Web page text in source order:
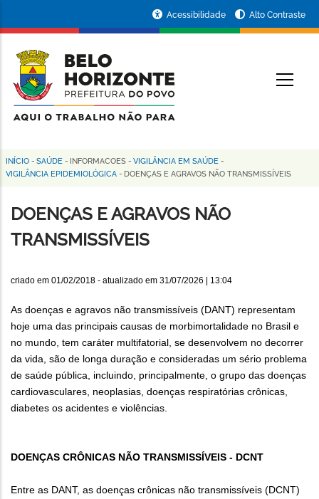
conteúdo
principal
da
Prefeitura
de
Horizonte
Acessibilidade Alto Contraste
Trilha
navegação
INÍCIO - SAÚDE - INFORMACOES - VIGILÂNCIA EM SAÚDE -
VIGILÂNCIA EPIDEMIOLÓGICA - DOENÇAS E AGRAVOS NÃO TRANSMISSÍVEIS
DOENÇAS E AGRAVOS NÃO
TRANSMISSÍVEIS
criado em 01/02/2018 - atualizado em 31/07/2026 | 13:04
As doenças e agravos não transmissíveis (DANT) representam
hoje uma das principais causas de morbimortalidade no Brasil e
no mundo, tem caráter multifatorial, se desenvolvem no decorrer
da vida, são de longa duração e consideradas um sério problema
de saúde pública, incluindo, principalmente, o grupo das doenças
cardiovasculares, neoplasias, doenças respiratórias crônicas,
diabetes os acidentes e violências.
DOENÇAS CRÔNICAS NÃO TRANSMISSÍVEIS - DCNT
Entre as DANT, as doenças crônicas não transmissíveis (DCNT)